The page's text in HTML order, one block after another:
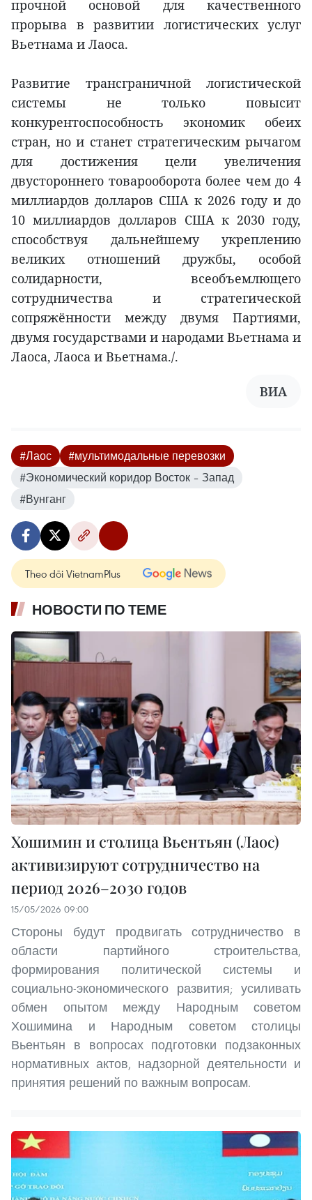
прочной основой для качественного
прорыва в развитии логистических услуг
Вьетнама и Лаоса.
Развитие трансграничной логистической
системы не только повысит
конкурентоспособность экономик обеих
стран, но и станет стратегическим рычагом
для достижения цели увеличения
двустороннего товарооборота более чем до 4
миллиардов долларов США к 2026 году и до
10 миллиардов долларов США к 2030 году,
способствуя дальнейшему укреплению
великих отношений дружбы, особой
солидарности, всеобъемлющего
сотрудничества и стратегической
сопряжённости между двумя Партиями,
двумя государствами и народами Вьетнама и
Лаоса, Лаоса и Вьетнама./.
ВИА
#Лаос
#мультимодальные перевозки
#Экономический коридор Восток – Запад
#Вунганг
Theo dõi VietnamPlus
НОВОСТИ ПО ТЕМЕ
Хошимин и столица Вьентьян (Лаос)
активизируют сотрудничество на
период 2026–2030 годов
15/05/2026 09:00
Стороны будут продвигать сотрудничество в
области партийного строительства,
формирования политической системы и
социально-экономического развития; усиливать
обмен опытом между Народным советом
Хошимина и Народным советом столицы
Вьентьян в вопросах подготовки подзаконных
нормативных актов, надзорной деятельности и
принятия решений по важным вопросам.